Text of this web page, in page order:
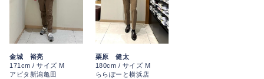
金城 裕亮
171cm / サイズ M
アピタ新潟亀田
栗原 健太
180cm / サイズ M
ららぽーと横浜店